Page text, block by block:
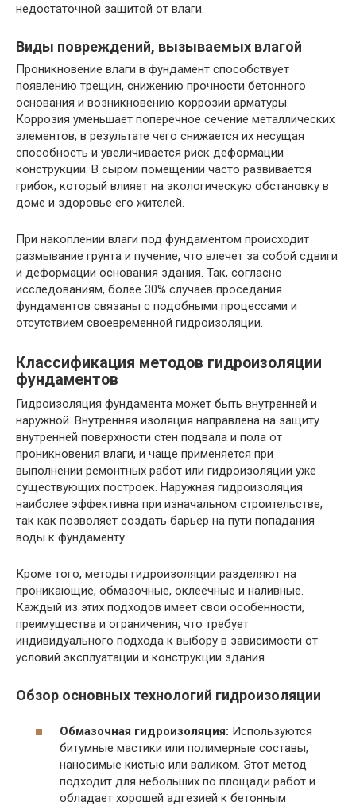
недостаточной защитой от влаги.
Виды повреждений, вызываемых влагой
Проникновение влаги в фундамент способствует
появлению трещин, снижению прочности бетонного
основания и возникновению коррозии арматуры.
Коррозия уменьшает поперечное сечение металлических
элементов, в результате чего снижается их несущая
способность и увеличивается риск деформации
конструкции. В сыром помещении часто развивается
грибок, который влияет на экологическую обстановку в
доме и здоровье его жителей.
При накоплении влаги под фундаментом происходит
размывание грунта и пучение, что влечет за собой сдвиги
и деформации основания здания. Так, согласно
исследованиям, более 30% случаев проседания
фундаментов связаны с подобными процессами и
отсутствием своевременной гидроизоляции.
Классификация методов гидроизоляции
фундаментов
Гидроизоляция фундамента может быть внутренней и
наружной. Внутренняя изоляция направлена на защиту
внутренней поверхности стен подвала и пола от
проникновения влаги, и чаще применяется при
выполнении ремонтных работ или гидроизоляции уже
существующих построек. Наружная гидроизоляция
наиболее эффективна при изначальном строительстве,
так как позволяет создать барьер на пути попадания
воды к фундаменту.
Кроме того, методы гидроизоляции разделяют на
проникающие, обмазочные, оклеечные и наливные.
Каждый из этих подходов имеет свои особенности,
преимущества и ограничения, что требует
индивидуального подхода к выбору в зависимости от
условий эксплуатации и конструкции здания.
Обзор основных технологий гидроизоляции
Обмазочная гидроизоляция: Используются
битумные мастики или полимерные составы,
наносимые кистью или валиком. Этот метод
подходит для небольших по площади работ и
обладает хорошей адгезией к бетонным